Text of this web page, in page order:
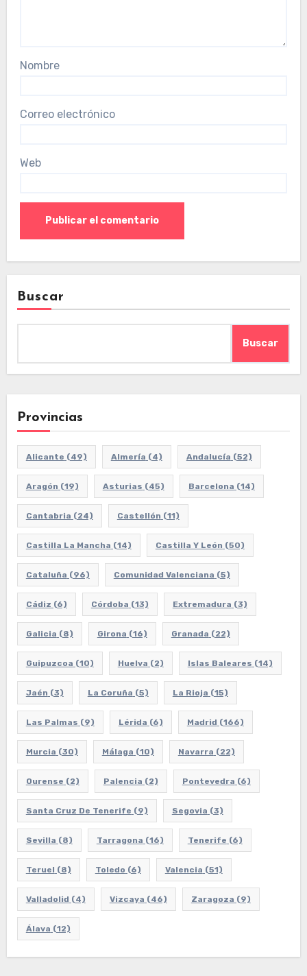
Nombre
Correo electrónico
Web
Buscar
Buscar
Provincias
Alicante (49) Almería (4) Andalucía (52)
Aragón (19) Asturias (45) Barcelona (14)
Cantabria (24) Castellón (11)
Castilla La Mancha (14) Castilla Y León (50)
Cataluña (96) Comunidad Valenciana (5)
Cádiz (6) Córdoba (13) Extremadura (3)
Galicia (8) Girona (16) Granada (22)
Guipuzcoa (10) Huelva (2) Islas Baleares (14)
Jaén (3) La Coruña (5) La Rioja (15)
Las Palmas (9) Lérida (6) Madrid (166)
Murcia (30) Málaga (10) Navarra (22)
Ourense (2) Palencia (2) Pontevedra (6)
Santa Cruz De Tenerife (9) Segovia (3)
Sevilla (8) Tarragona (16) Tenerife (6)
Teruel (8) Toledo (6) Valencia (51)
Valladolid (4) Vizcaya (46) Zaragoza (9)
Álava (12)